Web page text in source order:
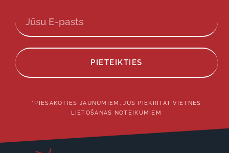
PIETEIKTIES
*PIESAKOTIES JAUNUMIEM, JŪS PIEKRĪTAT VIETNES
LIETOŠANAS NOTEIKUMIEM